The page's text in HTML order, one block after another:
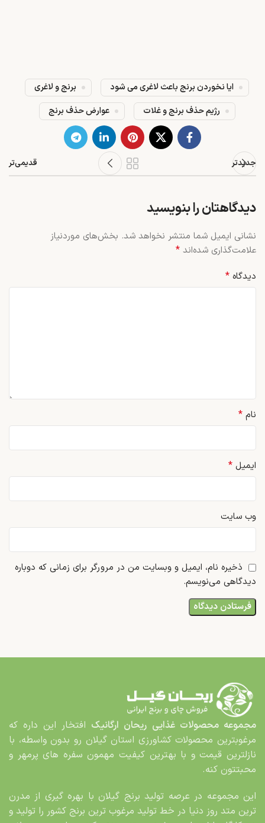
ایا نخوردن برنج باعث لاغری می شود
برنج و لاغری
رژیم حذف برنج و غلات
عوارض حذف برنج
جدیدتر قدیمی‌تر
دیدگاهتان را بنویسید
نشانی ایمیل شما منتشر نخواهد شد. بخش‌های موردنیاز
علامت‌گذاری شده‌اند *
دیدگاه *
نام *
ایمیل *
وب‌ سایت
ذخیره نام، ایمیل و وبسایت من در مرورگر برای زمانی که دوباره
دیدگاهی می‌نویسم.
مجموعه محصولات غذایی ریحان ارگانیک افتخار این داره که
مرغوب­ترین محصولات کشاورزی استان گیلان رو بدون واسطه، با
نازلترین قیمت و با بهترین کیفیت مهمون سفره های پرمهر و
محبت­تون کنه.
این مجموعه در عرصه تولید برنج گیلان با بهره گیری از مدرن
ترین متد روز دنیا در خط تولید مرغوب ترین برنج کشور را تولید و